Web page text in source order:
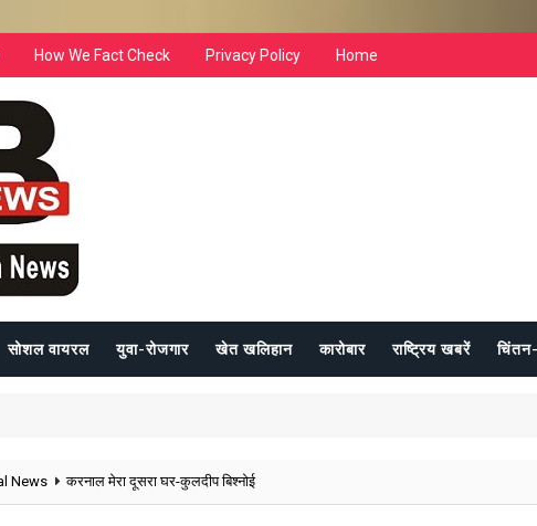
How We Fact Check Privacy Policy Home
सोशल वायरल युवा-रोजगार खेत खलिहान कारोबार राष्ट्रिय खबरें
News करनाल मेरा दूसरा घर-कुलदीप बिश्नोई